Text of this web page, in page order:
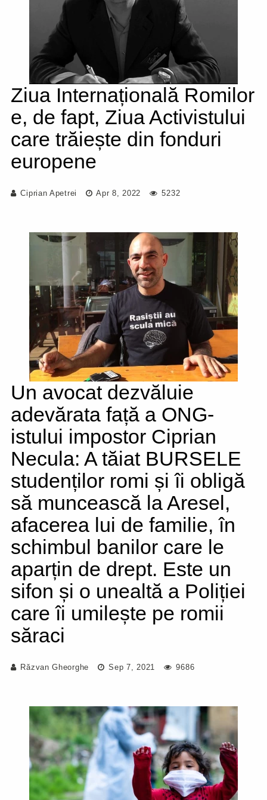
Ziua Internațională Romilor
e, de fapt, Ziua Activistului
care trăiește din fonduri
europene
Ciprian Apetrei Apr 8, 2022 5232
Un avocat dezvăluie
adevărata față a ONG-
istului impostor Ciprian
Necula: A tăiat BURSELE
studenților romi și îi obligă
să muncească la Aresel,
afacerea lui de familie, în
schimbul banilor care le
aparțin de drept. Este un
sifon și o unealtă a Poliției
care îi umilește pe romii
săraci
Răzvan Gheorghe Sep 7, 2021 9686